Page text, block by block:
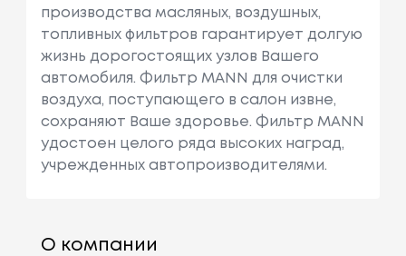
производства масляных, воздушных,
топливных фильтров гарантирует долгую
жизнь дорогостоящих узлов Вашего
автомобиля. Фильтр MANN для очистки
воздуха, поступающего в салон извне,
сохраняют Ваше здоровье. Фильтр MANN
удостоен целого ряда высоких наград,
учрежденных автопроизводителями.
О компании